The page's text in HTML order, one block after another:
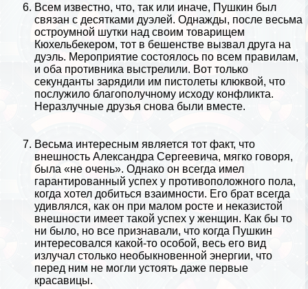
Всем известно, что, так или иначе, Пушкин был
связан с десятками дуэлей. Однажды, после весьма
остроумной шутки над своим товарищем
Кюхельбекером, тот в бешенстве вызвал друга на
дуэль. Мероприятие состоялось по всем правилам,
и оба противника выстрелили. Вот только
секунданты зарядили им пистолеты клюквой, что
послужило благополучному исходу конфликта.
Неразлучные друзья снова были вместе.
Весьма интересным является тот факт, что
внешность Александра Сергеевича, мягко говоря,
была «не очень». Однако он всегда имел
гарантированный успех у противоположного пола,
когда хотел добиться взаимности. Его брат всегда
удивлялся, как он при малом росте и неказистой
внешности имеет такой успех у женщин. Как бы то
ни было, но все признавали, что когда Пушкин
интересовался какой-то особой, весь его вид
излучал столько необыкновенной энергии, что
перед ним не могли устоять даже первые
красавицы.